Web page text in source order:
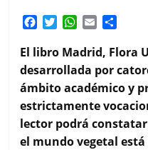
c
e
b
o
o
k
i
t
t
e
r
W
a
t
s
A
p
p
a
i
l
m
p
a
r
t
i
r
El libro Madrid, Flora
desarrollada por
ámbito académico y
estrictamente
lector podrá
el mundo vegetal